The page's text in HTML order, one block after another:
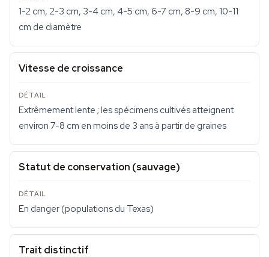
1-2 cm, 2-3 cm, 3-4 cm, 4-5 cm, 6-7 cm, 8-9 cm, 10-11
cm de diamètre
Vitesse de croissance
Extrêmement lente ; les spécimens cultivés atteignent
environ 7-8 cm en moins de 3 ans à partir de graines
Statut de conservation (sauvage)
En danger (populations du Texas)
Trait distinctif